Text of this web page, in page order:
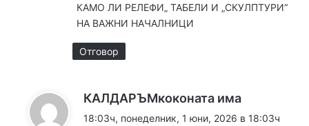
КАМО ЛИ РЕЛЕФИ„ ТАБЕЛИ И „СКУЛПТУРИ“
НА ВАЖНИ НАЧАЛНИЦИ
Отговор
КАЛДАРЪМкоконата има
18:03ч, понеделник, 1 юни, 2026 в 18:03ч